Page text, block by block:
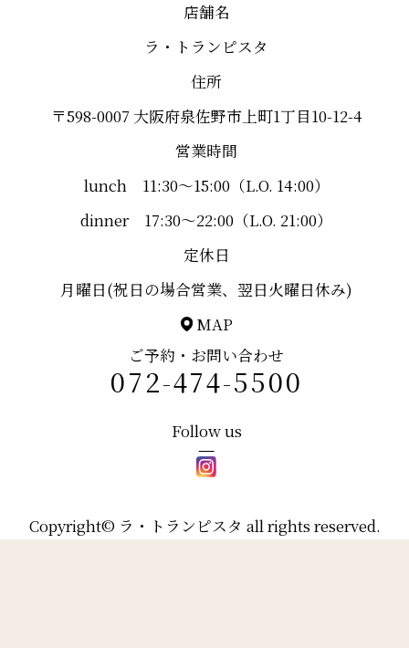
店舗名
ラ・トランピスタ
住所
〒598-0007 大阪府泉佐野市上町1丁目10-12-4
営業時間
lunch 11:30～15:00（L.O. 14:00）
dinner 17:30～22:00（L.O. 21:00）
定休日
月曜日(祝日の場合営業、翌日火曜日休み)
MAP
ご予約・お問い合わせ
072-474-5500
Follow us
Copyright© ラ・トランピスタ all rights reserved.